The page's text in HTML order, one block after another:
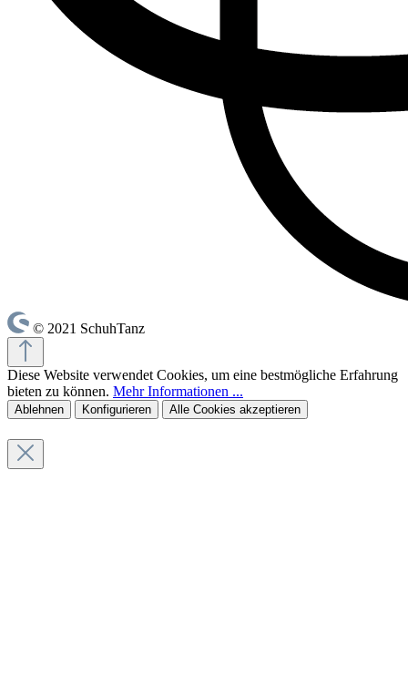
© 2021 SchuhTanz
Diese Website verwendet Cookies, um eine bestmögliche Erfahrung
bieten zu können. Mehr Informationen ...
Ablehnen Konfigurieren Alle Cookies akzeptieren